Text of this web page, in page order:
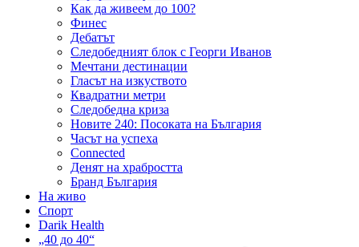
Как да живеем до 100?
Финес
Дебатът
Следобедният блок с Георги Иванов
Мечтани дестинации
Гласът на изкуството
Квадратни метри
Следобедна криза
Новите 240: Посоката на България
Часът на успеха
Connected
Денят на храбростта
Бранд България
На живо
Спорт
Darik Health
„40 до 40“